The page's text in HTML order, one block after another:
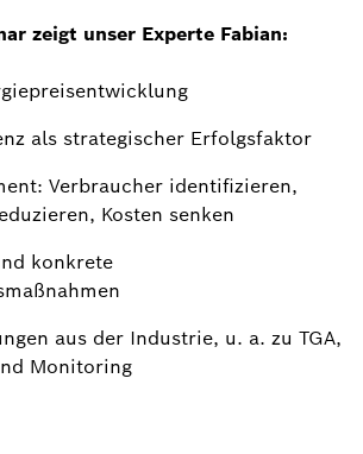
zeigt unser Experte Fabian:
als strategischer Erfolgsfaktor
Verbraucher identifizieren,
Kosten senken
konkrete
aus der Industrie, u. a. zu TGA,
Monitoring